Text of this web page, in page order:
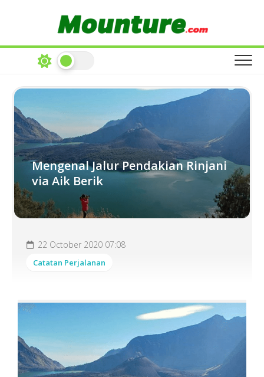
Mengenal Jalur Pendakian Rinjani
via Aik Berik
22 October 2020 07:08
Catatan Perjalanan